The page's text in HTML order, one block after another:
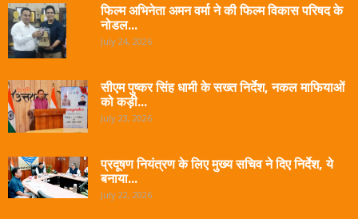
फिल्म अभिनेता अमन वर्मा ने की फिल्म विकास परिषद के
नोडल...
July 24, 2026
सीएम पुष्कर सिंह धामी के सख्त निर्देश, नकल माफियाओं
को कड़ी...
July 23, 2026
प्रदूषण नियंत्रण के लिए मुख्य सचिव ने दिए निर्देश, ये
बनाया...
July 22, 2026